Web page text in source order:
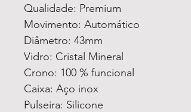
Qualidade: Premium
Movimento: Automático
Diâmetro: 43mm
Vidro: Cristal Mineral
Crono: 100 % funcional
Caixa: Aço inox
Pulseira: Silicone